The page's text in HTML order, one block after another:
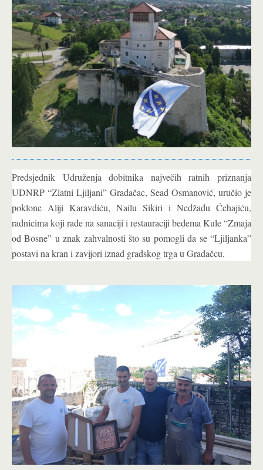
Predsjednik Udruženja dobitnika največih ratnih priznanja
UDNRP “Zlatni Ljiljani” Gradačac, Sead Osmanović, uručio je
poklone Aliji Karavdiću, Nailu Sikiri i Nedžadu Ćehajiću,
radnicima koji rade na sanaciji i restauraciji bedema Kule “Zmaja
od Bosne” u znak zahvalnosti što su pomogli da se “Ljiljanka”
postavi na kran i zavijori iznad gradskog trga u Gradačcu.